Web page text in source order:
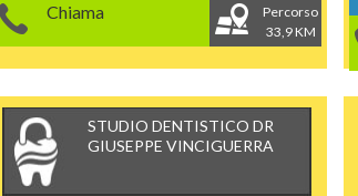
Chiama
Percorso
33,9 KM
STUDIO DENTISTICO DR
GIUSEPPE VINCIGUERRA